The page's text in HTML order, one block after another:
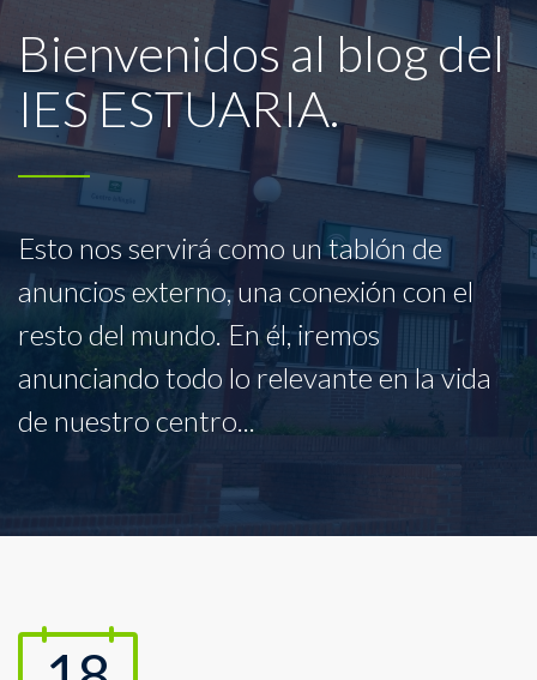
Bienvenidos al blog del
IES ESTUARIA.
Esto nos servirá como un tablón de
anuncios externo, una conexión con el
resto del mundo. En él, iremos
anunciando todo lo relevante en la vida
de nuestro centro...